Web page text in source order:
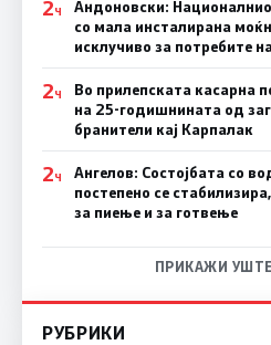
2Ч
Андоновски:
со мала инсталирана
исклучиво за потребите
2Ч
Во прилепската касарна
на 25-годишнината од
бранители кај Карпалак
2Ч
Ангелов: Состојбата со
постепено се
за пиење и за готвење
ПРИКАЖИ
РУБРИКИ